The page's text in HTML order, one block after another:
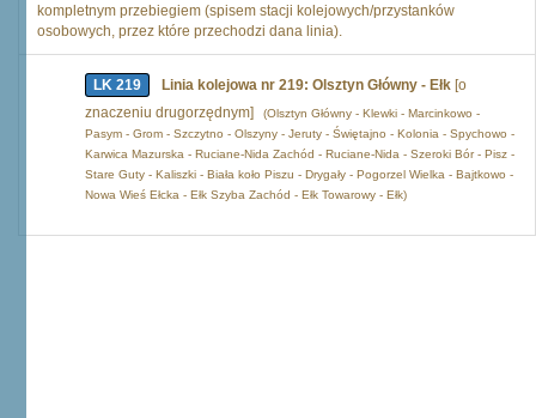
kompletnym przebiegiem (spisem stacji kolejowych/przystanków
osobowych, przez które przechodzi dana linia).
LK 219 Linia kolejowa nr 219: Olsztyn Główny - Ełk [o
znaczeniu drugorzędnym]
(Olsztyn Główny - Klewki - Marcinkowo -
Pasym - Grom - Szczytno - Olszyny - Jeruty - Świętajno - Kolonia - Spychowo -
Karwica Mazurska - Ruciane-Nida Zachód - Ruciane-Nida - Szeroki Bór - Pisz -
Stare Guty - Kaliszki - Biała koło Piszu - Drygały - Pogorzel Wielka - Bajtkowo -
Nowa Wieś Ełcka - Ełk Szyba Zachód - Ełk Towarowy - Ełk)